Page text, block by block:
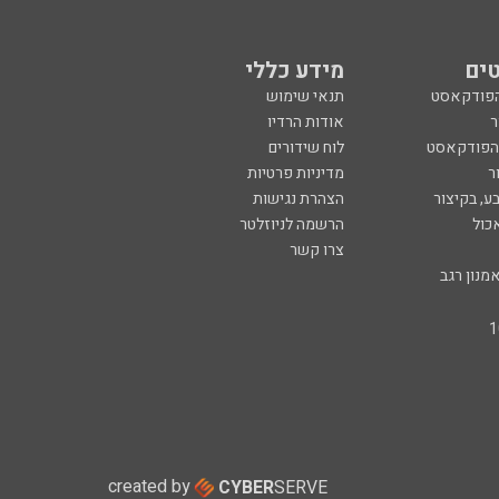
מידע כללי
תנאי שימוש
אודות הרדיו
הפודקאסט
לוח שידורים
מדיניות פרטיות
בקיצור
הצהרת נגישות
הרשמה לניוזלטר
צרו קשר
רגב
created by CYBERSERVE